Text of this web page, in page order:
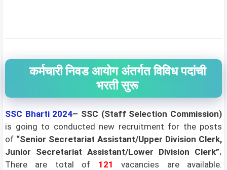
कर्मचारी निवड आयोग अंतर्गत विविध पदांची
भरती सुरू
SSC Bharti 2024– SSC (Staff Selection Commission)
is going to conducted new recruitment for the posts
of “Senior Secretariat Assistant/Upper Division Clerk,
Junior Secretariat Assistant/Lower Division Clerk”.
There are total of 121
vacancies are available.